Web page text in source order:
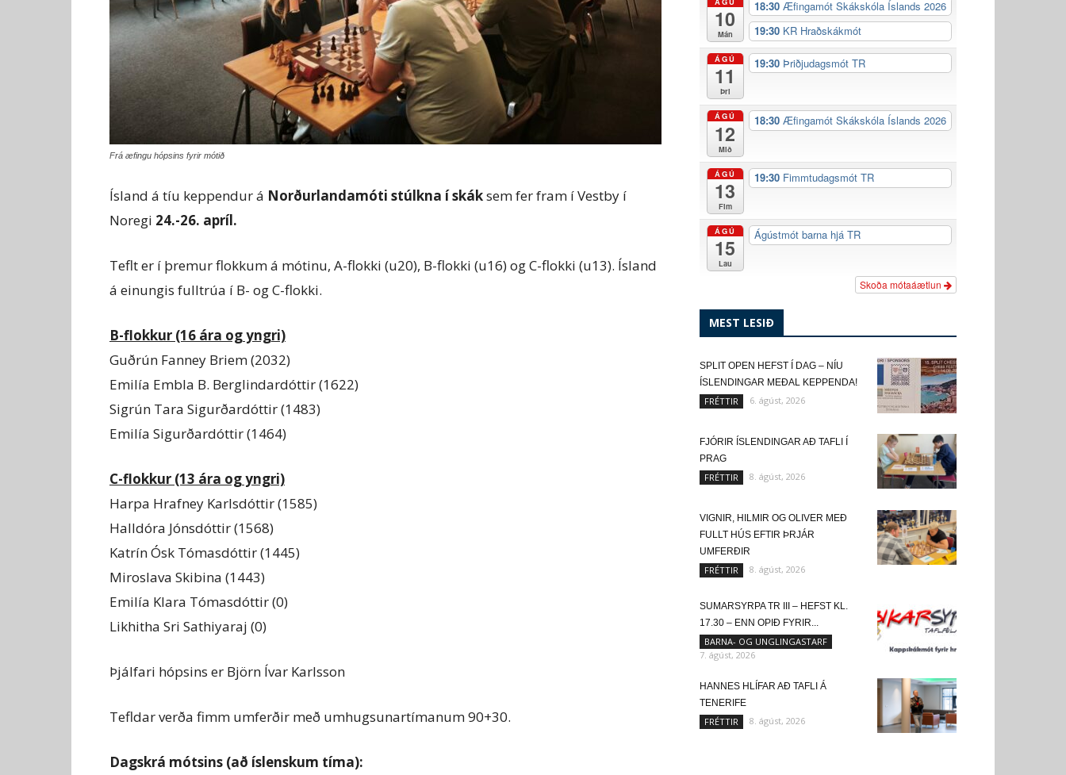
Frá æfingu hópsins fyrir mótið
Ísland á tíu keppendur á Norðurlandamóti stúlkna í skáksem fer fram í Vestby í
Noregi 24.-26. apríl.
Teflt er í þremur flokkum á mótinu, A-flokki (u20), B-flokki (u16) og C-flokki (u13). Ísland
á einungis fulltrúa í B- og C-flokki.
B-flokkur (16 ára og yngri)
Guðrún Fanney Briem (2032)
Emilía Embla B. Berglindardóttir (1622)
Sigrún Tara Sigurðardóttir (1483)
Emilía Sigurðardóttir (1464)
C-flokkur (13 ára og yngri)
Harpa Hrafney Karlsdóttir (1585)
Halldóra Jónsdóttir (1568)
Katrín Ósk Tómasdóttir (1445)
Miroslava Skibina (1443)
Emilía Klara Tómasdóttir (0)
Likhitha Sri Sathiyaraj (0)
Þjálfari hópsins er Björn Ívar Karlsson
Tefldar verða fimm umferðir með umhugsunartímanum 90+30.
Dagskrá mótsins (að íslenskum tíma):
10
Mán
18:30 Æfingamót Skákskóla Íslands 2026
19:30 KR Hraðskákmót
ÁGÚ
11
Þri
19:30 Þriðjudagsmót TR
ÁGÚ
12
Mið
18:30 Æfingamót Skákskóla Íslands 2026
ÁGÚ
13
Fim
19:30 Fimmtudagsmót TR
ÁGÚ
15
Lau
Ágústmót barna hjá TR
Skoða mótaáætlun
MEST LESIÐ
SPLIT OPEN HEFST Í DAG – NÍU
ÍSLENDINGAR MEÐAL KEPPENDA!
FRÉTTIR 6. ágúst, 2026
FJÓRIR ÍSLENDINGAR AÐ TAFLI Í
PRAG
FRÉTTIR 8. ágúst, 2026
VIGNIR, HILMIR OG OLIVER MEÐ
FULLT HÚS EFTIR ÞRJÁR
UMFERÐIR
FRÉTTIR 8. ágúst, 2026
SUMARSYRPA TR III – HEFST KL.
17.30 – ENN OPIÐ FYRIR...
BARNA- OG UNGLINGASTARF
7. ágúst, 2026
HANNES HLÍFAR AÐ TAFLI Á
TENERIFE
FRÉTTIR 8. ágúst, 2026